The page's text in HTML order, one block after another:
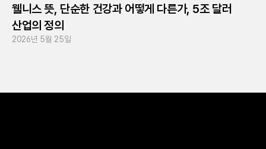
웰니스 뜻, 단순한 건강과 어떻게 다른가, 5조 달러
산업의 정의
2026년 5월 25일